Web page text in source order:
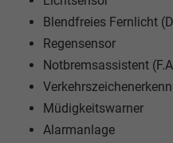
Blendfreies Fernlicht
Regensensor
Notbremsassistent
Müdigkeitswarner
Alarmanlage